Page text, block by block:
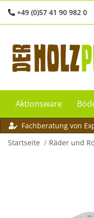
+49 (0)57 41 90 982 0
Aktionsware
Fachberatung von
Startseite
Räder und